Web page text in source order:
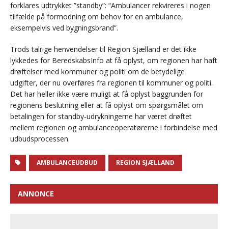
forklares udtrykket ”standby”: “Ambulancer rekvireres i nogen
tilfælde på formodning om behov for en ambulance,
eksempelvis ved bygningsbrand”.
Trods talrige henvendelser til Region Sjælland er det ikke
lykkedes for BeredskabsInfo at få oplyst, om regionen har haft
drøftelser med kommuner og politi om de betydelige
udgifter, der nu overføres fra regionen til kommuner og politi.
Det har heller ikke være muligt at få oplyst baggrunden for
regionens beslutning eller at få oplyst om spørgsmålet om
betalingen for standby-udrykningerne har været drøftet
mellem regionen og ambulanceoperatørerne i forbindelse med
udbudsprocessen.
AMBULANCEUDBUD REGION SJÆLLAND
ANNONCE